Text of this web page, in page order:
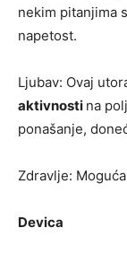
nekim pitanjima
napetost.
Ljubav: Ovaj
aktivnosti na
ponašanje,
Zdravlje:
Devica